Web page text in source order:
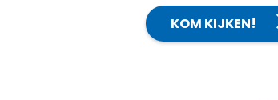
KOM KIJKEN!